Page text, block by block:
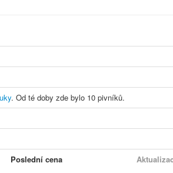
. Od té doby zde bylo 10 pivníků.
Poslední cena